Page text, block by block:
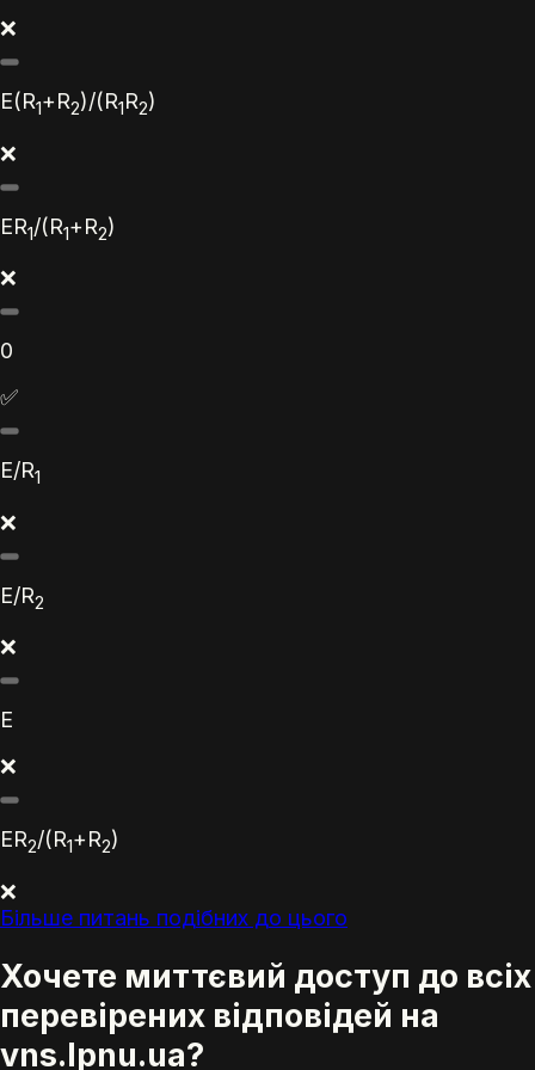
❌
E(R1+R2)/(R1R2)
❌
ER1/(R1+R2)
❌
0
✅
E/R1
❌
E/R2
❌
E
❌
ER2/(R1+R2)
❌
Більше питань подібних до цього
Хочете миттєвий доступ до всіх
перевірених відповідей на
vns.lpnu.ua?